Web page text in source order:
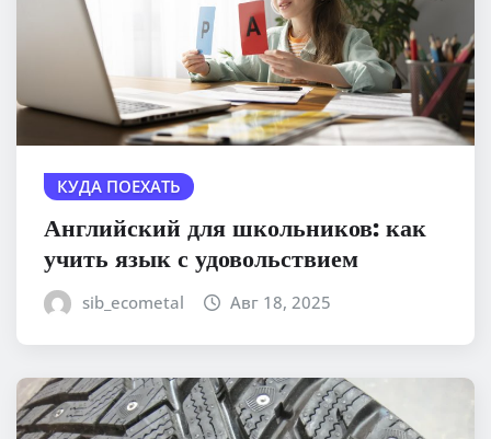
КУДА ПОЕХАТЬ
Английский для школьников: как
учить язык с удовольствием
sib_ecometal Авг 18, 2025